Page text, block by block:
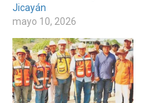
Jicayán
mayo 10, 2026